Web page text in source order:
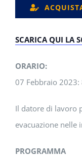
SCARICA QUI LA
ORARIO:
07 Febbraio
Il datore di lavoro
evacuazione nelle
PROGRAMMA